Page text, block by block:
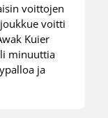
voittojen
voitti
Kuier
minuuttia
ja